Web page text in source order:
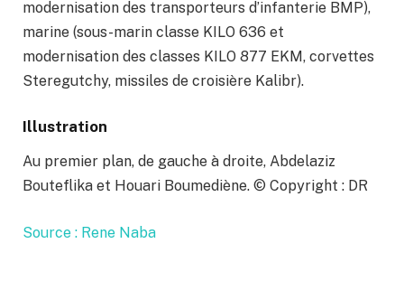
modernisation des transporteurs d’infanterie BMP),
marine (sous-marin classe KILO 636 et
modernisation des classes KILO 877 EKM, corvettes
Steregutchy, missiles de croisière Kalibr).
Illustration
Au premier plan, de gauche à droite, Abdelaziz
Bouteflika et Houari Boumediène. © Copyright : DR
Source : Rene Naba